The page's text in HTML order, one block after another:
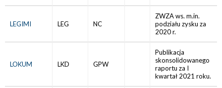
LEGIMI LEG NC
ZWZA ws. m.in.
podziału zysku za
2020 r.
LOKUM LKD GPW
Publikacja
skonsolidowanego
raportu za I
kwartał 2021 roku.